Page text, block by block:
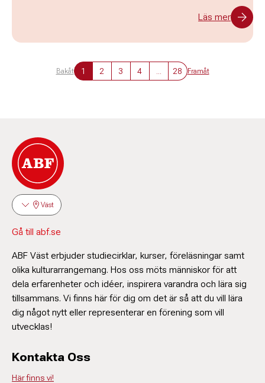
Läs mer
Bakåt 1 2 3 4 28 Framåt
Väst
Gå till abf.se
ABF Väst erbjuder studiecirklar, kurser, föreläsningar samt
olika kulturarrangemang. Hos oss möts människor för att
dela erfarenheter och idéer, inspirera varandra och lära sig
tillsammans. Vi finns här för dig om det är så att du vill lära
dig något nytt eller representerar en förening som vill
utvecklas!
Kontakta Oss
Här finns vi!